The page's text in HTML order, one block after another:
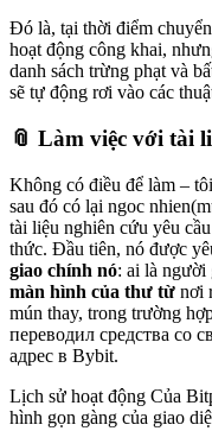
Đó là, tại thời điểm
hoạt động công khai,
danh sách trừng phạt và
sẽ tự động rơi vào các
📎 Làm việc với tài
Không có điều để làm –
sau đó có lại ngoc
tài liệu nghiên cứu yêu
thức. Đầu tiên, nó được
giao chính nó: ai là
màn hình của thư từ nơi
mún thay, trong trường
переводил средства со
адрес в Bybit.
Lịch sử hoạt động Của
hình gọn gàng của giao